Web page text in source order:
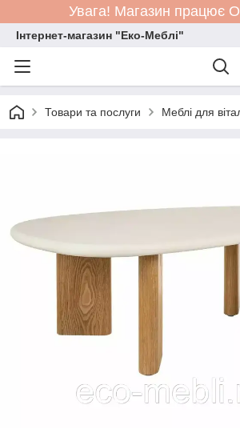
Увага! Магазин працює
Інтернет-магазин "Еко-Меблі"
Товари та послуги Меблі для